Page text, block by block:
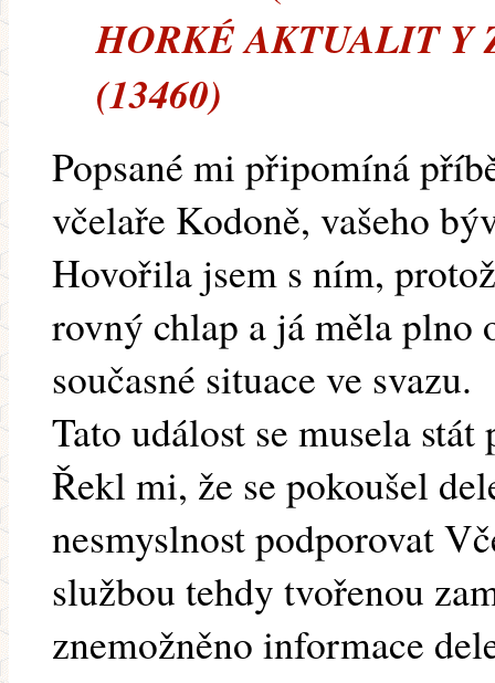
HORKÉ AKTUALIT Y
(13460)
Popsané mi připomíná
včelaře Kodoně, vašeho
Hovořila jsem s ním,
rovný chlap a já měla plno
současné situace ve svazu.
Tato událost se musela
Řekl mi, že se pokoušel
nesmyslnost podporovat
službou tehdy tvořenou
znemožněno informace